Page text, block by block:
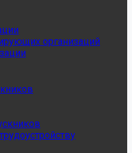
организаций